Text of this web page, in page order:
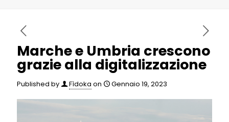
Marche e Umbria crescono
grazie alla digitalizzazione
Published by Fìdoka on Gennaio 19, 2023